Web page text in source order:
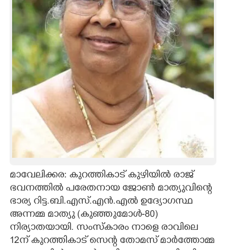
ART
ASTRO
CARTOONS
LITERATURE
CONTACT US
മാവേലിക്കര: കുറത്തികാട് കുഴിയിൽ രാജ്
ഭവനത്തിൽ പരേതനായ ജോൺ മാത്യുവിന്റെ
ഭാര്യ റിട്ട.ബി.എസ്.എൻ.എൽ ഉദ്യോഗസ്ഥ
അന്നമ്മ മാത്യു (കുഞ്ഞുമോൾ-80)
നിര്യാതയായി. സംസ്കാരം നാളെ രാവിലെ
12ന് കുറത്തികാട് സെന്റ തോമസ് മാർത്തോമ്മ